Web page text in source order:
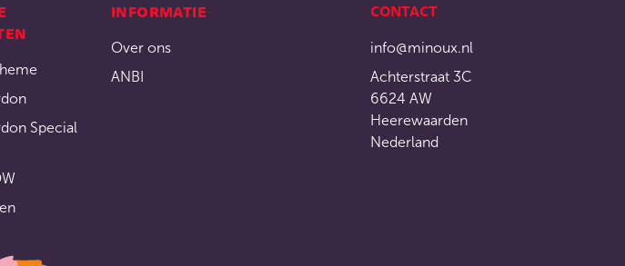
Special
INFORMATIE
Over ons
ANBI
CONTACT
info@minoux.nl
Achterstraat 3C
6624 AW
Heerewaarden
Nederland